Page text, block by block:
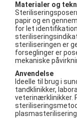
Materialer og
papir og en
for let
steriliseringen er
forseglinger er
mekaniske
Anvendelse
Ideelle til brug i
tandklinikker,
veterinærklinikker.
plasmasterilisering.